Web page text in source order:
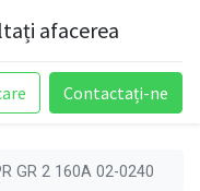
afacerea
Contactați-ne
GR 2 160A 02-0240